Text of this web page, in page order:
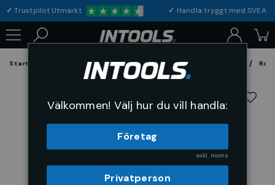
✓Trustpilot Utmärkt ✓ Handla tryggt med
Startsida Förbrukning & Maskintillbehör Fil, Slip och Borstar
Välkommen! Välj hur du vill handla:
Företag
exkl. moms
Privatperson